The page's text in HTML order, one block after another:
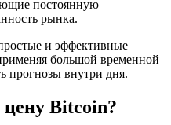
постоянную
рынка.
и эффективные
большой временной
прогнозы внутри дня.
цену Bitcoin?